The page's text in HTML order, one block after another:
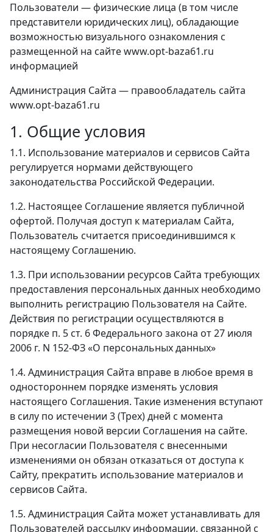
Пользователи — физические лица (в том числе
представители юридических лиц), обладающие
возможностью визуального ознакомления с
размещенной на сайте www.opt-baza61.ru
информацией
Администрация Сайта — правообладатель сайта
www.opt-baza61.ru
1. Общие условия
1.1. Использование материалов и сервисов Сайта
регулируется нормами действующего
законодательства Российской Федерации.
1.2. Настоящее Соглашение является публичной
офертой. Получая доступ к материалам Сайта,
Пользователь считается присоединившимся к
настоящему Соглашению.
1.3. При использовании ресурсов Сайта требующих
предоставления персональных данных необходимо
выполнить регистрацию Пользователя на Сайте.
Действия по регистрации осуществляются в
порядке п. 5 ст. 6 Федерального закона от 27 июля
2006 г. N 152-ФЗ «О персональных данных»
1.4. Администрация Сайта вправе в любое время в
одностороннем порядке изменять условия
настоящего Соглашения. Такие изменения вступают
в силу по истечении 3 (Трех) дней с момента
размещения новой версии Соглашения на сайте.
При несогласии Пользователя с внесенными
изменениями он обязан отказаться от доступа к
Сайту, прекратить использование материалов и
сервисов Сайта.
1.5. Администрация Сайта может устанавливать для
Пользователей рассылку информации, связанной с